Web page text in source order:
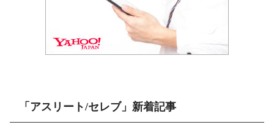
「アスリート/セレブ」新着記事